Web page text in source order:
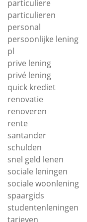
particuliere
particulieren
personal
persoonlijke lening
pl
prive lening
privé lening
quick krediet
renovatie
renoveren
rente
santander
schulden
snel geld lenen
sociale leningen
sociale woonlening
spaargids
studentenleningen
tarieven